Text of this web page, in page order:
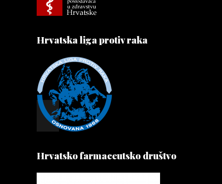
Hrvatska liga protiv raka
Hrvatsko farmaceutsko društvo